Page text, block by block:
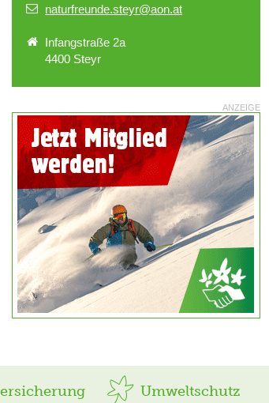
naturfreunde.steyr@aon.at
Infangstraße 2a
4400 Steyr
ANZEIGE
Umweltschutz